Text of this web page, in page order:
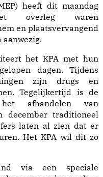
heeft dit maandag
overleg waren
en plaatsvervangend
het KPA met hun
dagen. Tijdens
zijn drugs en
Tegelijkertijd is de
afhandelen van
december traditioneel
laten al zien dat er
Het KPA wil dit zo
via een speciale